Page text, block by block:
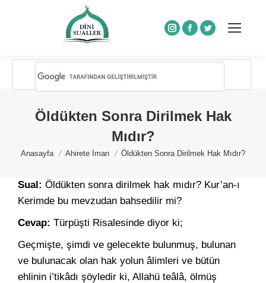
Instagram
Facebook
Twitter
Öldükten Sonra Dirilmek Hak
Mıdır?
You are here:
Anasayfa Ahirete İman Öldükten Sonra Dirilmek Hak Mıdır?
Sual: Öldükten sonra dirilmek hak mıdır? Kur’an-ı
Kerimde bu mevzudan bahsedilir mi?
Cevap: Türpüşti Risalesinde diyor ki;
Geçmişte, şimdi ve gelecekte bulunmuş, bulunan
ve bulunacak olan hak yolun âlimleri ve bütün
ehlinin i’tikâdı şöyledir ki, Allahü teâlâ, ölmüş